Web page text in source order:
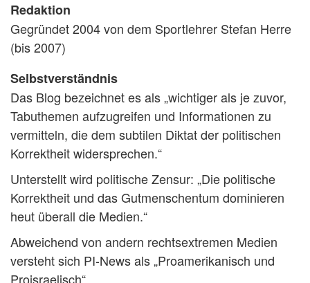
Redaktion
Gegründet 2004 von dem Sportlehrer Stefan Herre
(bis 2007)
Selbstverständnis
Das Blog bezeichnet es als „wichtiger als je zuvor,
Tabuthemen aufzugreifen und Informationen zu
vermitteln, die dem subtilen Diktat der politischen
Korrektheit widersprechen.“
Unterstellt wird politische Zensur: „Die politische
Korrektheit und das Gutmenschentum dominieren
heut überall die Medien.“
Abweichend von andern rechtsextremen Medien
versteht sich PI-News als „Proamerikanisch und
Proisraelisch“.